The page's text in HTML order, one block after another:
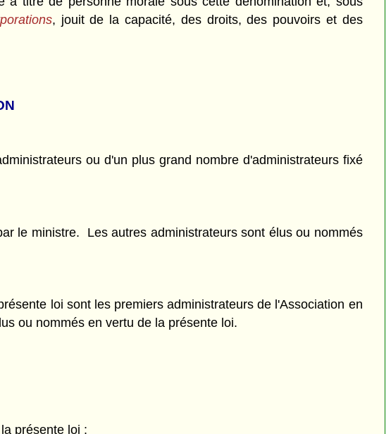
, jouit de la capacité, des droits, des pouvoirs et des
ou d'un plus grand nombre d'administrateurs fixé
le ministre. Les autres administrateurs sont élus ou nommés
loi sont les premiers administrateurs de l'Association en
ou nommés en vertu de la présente loi.
présente loi :